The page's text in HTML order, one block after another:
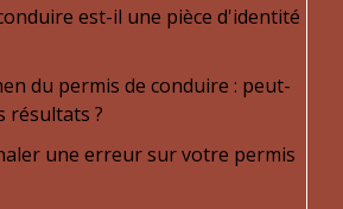
est-il une pièce d'identité
du permis de conduire : peut-
résultats ?
une erreur sur votre permis